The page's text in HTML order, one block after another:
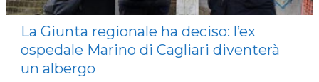
La Giunta regionale ha deciso: l’ex
ospedale Marino di Cagliari diventerà
un albergo